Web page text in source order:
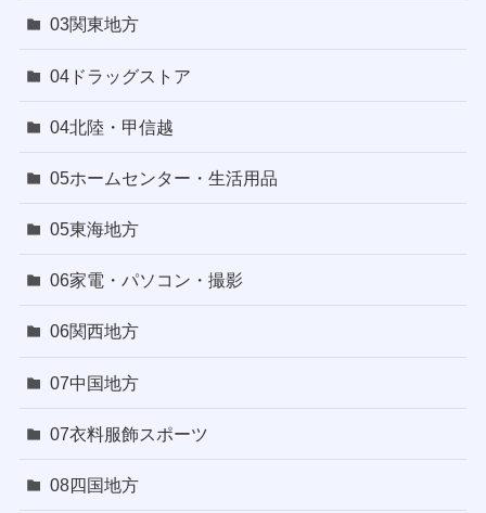
03関東地方
04ドラッグストア
04北陸・甲信越
05ホームセンター・生活用品
05東海地方
06家電・パソコン・撮影
06関西地方
07中国地方
07衣料服飾スポーツ
08四国地方